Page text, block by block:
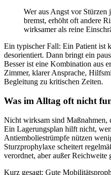
Wer aus Angst vor Stürzen
bremst, erhöht oft andere
wirksamer als reine
Ein typischer Fall: Ein Patient ist
desorientiert. Dann bringt ein
Besser ist eine Kombination aus
Zimmer, klarer Ansprache,
Begleitung zu kritischen Zeiten.
Was im Alltag oft nicht
Nicht wirksam sind Maßnahmen,
Ein Lagerungsplan hilft nicht,
Antiemboliestrümpfe nützen
Sturzprophylaxe scheitert
verordnet, aber außer Reichweite
Kurz gesagt: Gute